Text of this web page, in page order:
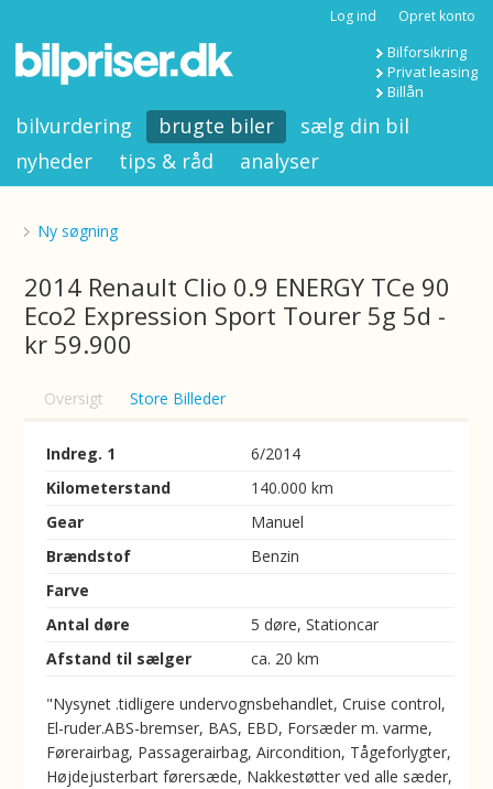
Log ind Opret konto
Bilforsikring
Privat leasing
Billån
bilvurdering brugte biler
sælg din bil
nyheder
tips & råd analyser
Ny søgning
2014 Renault Clio 0.9 ENERGY TCe 90
Eco2 Expression Sport Tourer 5g 5d -
kr 59.900
Oversigt Store Billeder
Indreg. 1
6/2014
Kilometerstand
140.000 km
Gear
Manuel
Brændstof
Benzin
Farve
Antal døre
5 døre, Stationcar
Afstand til sælger
ca. 20 km
"Nysynet .tidligere undervognsbehandlet, Cruise control,
El-ruder.ABS-bremser, BAS, EBD, Forsæder m. varme,
Førerairbag, Passagerairbag, Aircondition, Tågeforlygter,
Højdejusterbart førersæde, Nakkestøtter ved alle sæder,